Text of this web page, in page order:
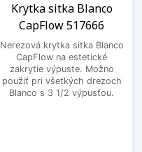
Krytka sitka Blanco
CapFlow 517666
Nerezová krytka sitka Blanco
CapFlow na estetické
zakrytie výpuste. Možno
použiť pri všetkých drezoch
Blanco s 3 1/2 výpusťou.